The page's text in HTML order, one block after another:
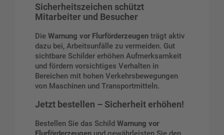
Sicherheitszeichen schützt
Mitarbeiter und Besucher
Die Warnung vor Flurförderzeugen trägt aktiv
dazu bei, Arbeitsunfälle zu vermeiden. Gut
sichtbare Schilder erhöhen Aufmerksamkeit
und fördern vorsichtiges Verhalten in
Bereichen mit hohen Verkehrsbewegungen
von Maschinen und Transportmitteln.
Jetzt bestellen – Sicherheit erhöhen!
Bestellen Sie das Schild Warnung vor